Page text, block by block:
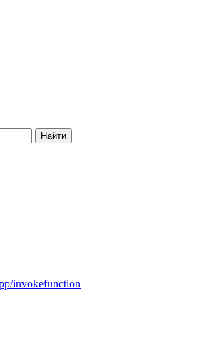
invokefunction